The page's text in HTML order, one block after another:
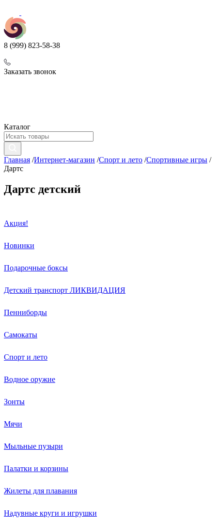
8 (999) 823-58-38
Заказать звонок
Каталог
Главная /Интернет-магазин /Спорт и лето /Спортивные игры /
Дартс
Дартс детский
Акция!
Новинки
Подарочные боксы
Детский транспорт ЛИКВИДАЦИЯ
Пенниборды
Самокаты
Спорт и лето
Водное оружие
Зонты
Мячи
Мыльные пузыри
Палатки и корзины
Жилеты для плавания
Надувные круги и игрушки